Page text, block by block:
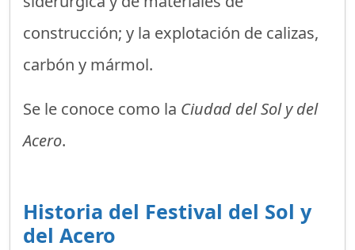
construcción; y la explotación de calizas,
carbón y mármol.
Se le conoce como la Ciudad del Sol y del
Acero.
Historia del Festival del Sol y
del Acero